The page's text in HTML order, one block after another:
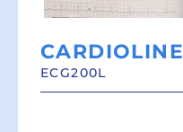
CARDIOLINE
ECG200L